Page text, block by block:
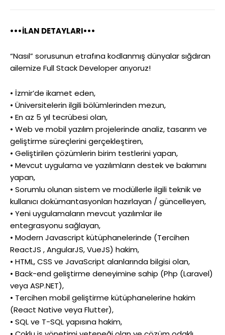
•••İLAN DETAYLARI•••
“Nasıl” sorusunun etrafına kodlanmış dünyalar sığdıran
ailemize Full Stack Developer arıyoruz!
• İzmir’de ikamet eden,
• Üniversitelerin ilgili bölümlerinden mezun,
• En az 5 yıl tecrübesi olan,
• Web ve mobil yazılım projelerinde analiz, tasarım ve
geliştirme süreçlerini gerçekleştiren,
• Geliştirilen çözümlerin birim testlerini yapan,
• Mevcut uygulama ve yazılımların destek ve bakımını
yapan,
• Sorumlu olunan sistem ve modüllerle ilgili teknik ve
kullanıcı dokümantasyonları hazırlayan / güncelleyen,
• Yeni uygulamaların mevcut yazılımlar ile
entegrasyonu sağlayan,
• Modern Javascript kütüphanelerinde (Tercihen
ReactJS , AngularJS, VueJS) hakim,
• HTML, CSS ve JavaScript alanlarında bilgisi olan,
• Back-end geliştirme deneyimine sahip (Php (Laravel)
veya ASP.NET),
• Tercihen mobil geliştirme kütüphanelerine hakim
(React Native veya Flutter),
• SQL ve T-SQL yapısına hakim,